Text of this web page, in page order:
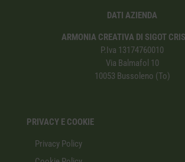
DATI AZIENDA
ARMONIA CREATIVA DI SIGOT
P.Iva 13174760010
Via Balmafol 10
10053 Bussoleno (To)
PRIVACY E COOKIE
Privacy Policy